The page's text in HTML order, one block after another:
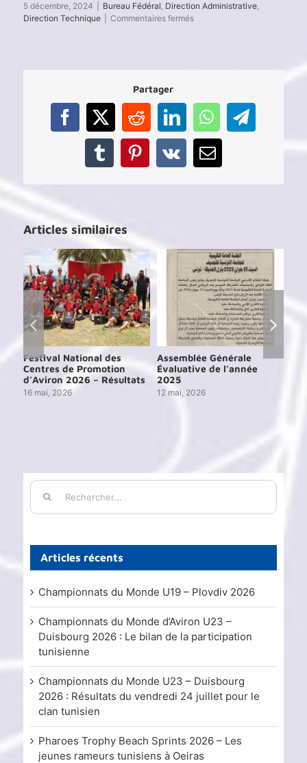
5 décembre, 2024 Bureau Fédéral, Direction Administrative,
Direction Technique
Commentaires ferméssur
Partager
Facebook
X RedditLinkedInWhatsAppTelegram
TumblrPinterest
Vk Email
Articles similaires
Festival National des
Centres de Promotion
d’Aviron 2026 – Résultats
16 mai, 2026
Assemblée Générale
Évaluative de l’année
2025
12 mai, 2026
Rechercher:
Articles récents
Championnats du Monde U19 – Plovdiv 2026
Championnats du Monde d’Aviron U23 –
Duisbourg 2026 : Le bilan de la participation
tunisienne
Championnats du Monde U23 – Duisbourg
2026 : Résultats du vendredi 24 juillet pour le
clan tunisien
Pharoes Trophy Beach Sprints 2026 – Les
jeunes rameurs tunisiens à Oeiras